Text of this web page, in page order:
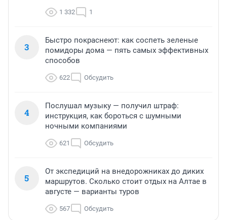
1 332 1
3
Быстро покраснеют: как соспеть зеленые
помидоры дома — пять самых эффективных
способов
622 Обсудить
4
Послушал музыку — получил штраф:
инструкция, как бороться с шумными
ночными компаниями
621 Обсудить
5
От экспедиций на внедорожниках до диких
маршрутов. Сколько стоит отдых на Алтае в
августе — варианты туров
567 Обсудить